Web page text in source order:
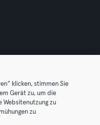
All rights reserved.
klicken, stimmen Sie
Gerät zu, um die
Websitenutzung zu
zu